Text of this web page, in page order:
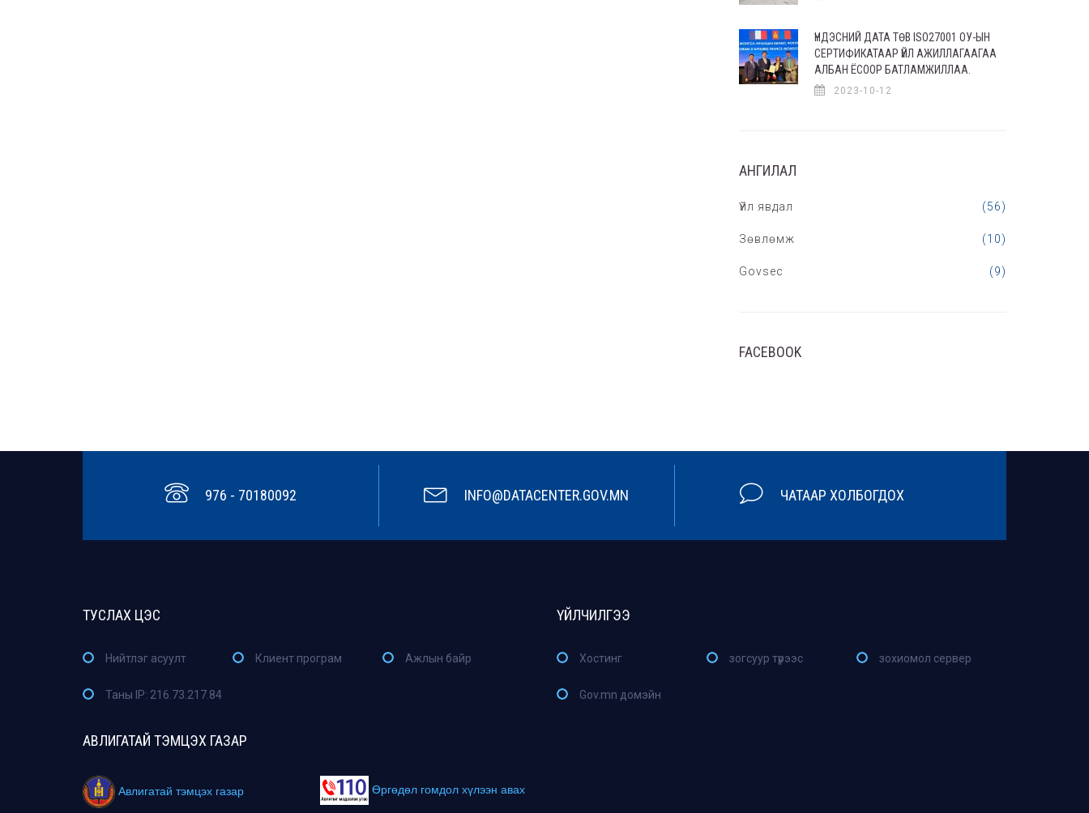
ҮНДЭСНИЙ ДАТА ТӨВ ISO27001 ОУ-ЫН
СЕРТИФИКАТААР ҮЙЛ АЖИЛЛАГААГАА
АЛБАН ЁСООР БАТЛАМЖИЛЛАА.
2023-10-12
АНГИЛАЛ
Үйл явдал (56)
Зөвлөмж (10)
Govsec (9)
FACEBOOK
976 - 70180092 INFO@DATACENTER.GOV.MN ЧАТААР ХОЛБОГДОХ
ТУСЛАХ ЦЭС
Нийтлэг асуулт Клиент програм Ажлын байр
Таны IP: 216.73.217.84
ҮЙЛЧИЛГЭЭ
Хостинг зогсуур түрээс зохиомол сервер
Gov.mn домэйн
АВЛИГАТАЙ ТЭМЦЭХ ГАЗАР
Авлигатай тэмцэх газар Өргөдөл гомдол хүлээн авах